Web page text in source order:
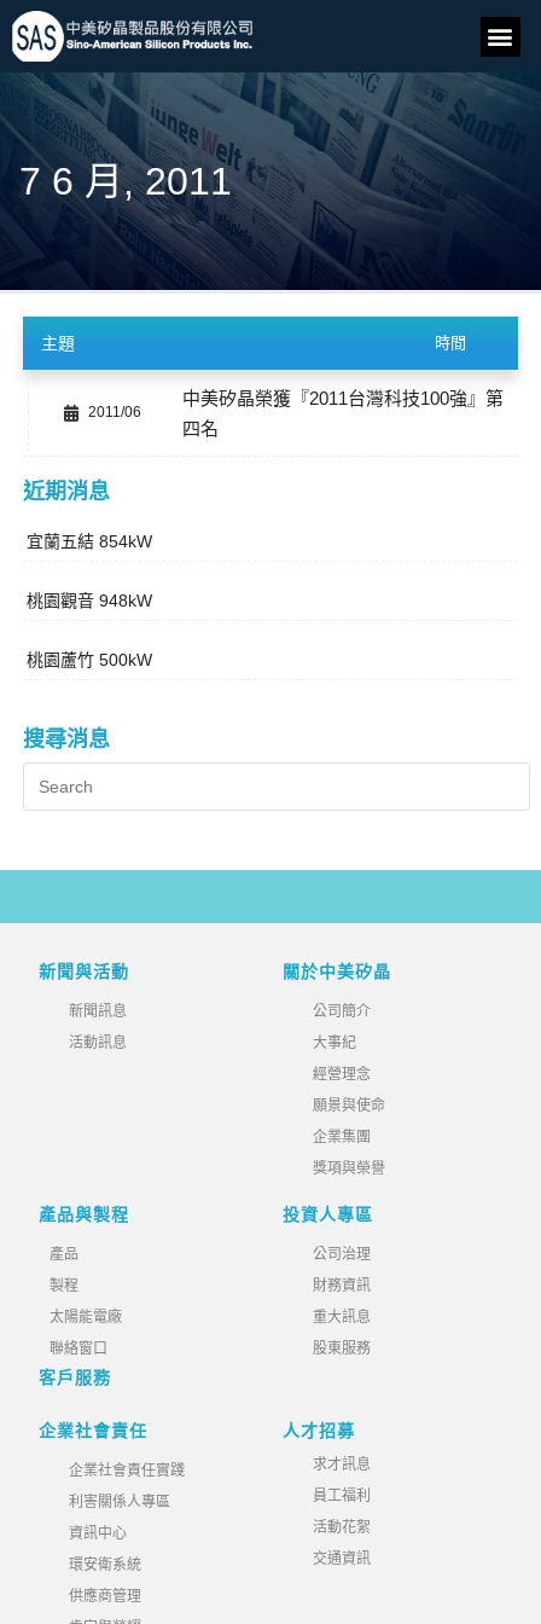
7 6 月, 2011
主題 時間
2011/06
中美矽晶榮獲『2011台灣科技100強』第
四名
近期消息
宜蘭五結 854kW
桃園觀音 948kW
桃園蘆竹 500kW
搜尋消息
新聞與活動
新聞訊息
活動訊息
關於中美矽晶
公司簡介
大事紀
經營理念
願景與使命
企業集團
獎項與榮譽
產品與製程
產品
製程
太陽能電廠
聯絡窗口
客戶服務
投資人專區
公司治理
財務資訊
重大訊息
股東服務
企業社會責任
企業社會責任實踐
利害關係人專區
資訊中心
環安衛系統
供應商管理
人才招募
求才訊息
員工福利
活動花絮
交通資訊